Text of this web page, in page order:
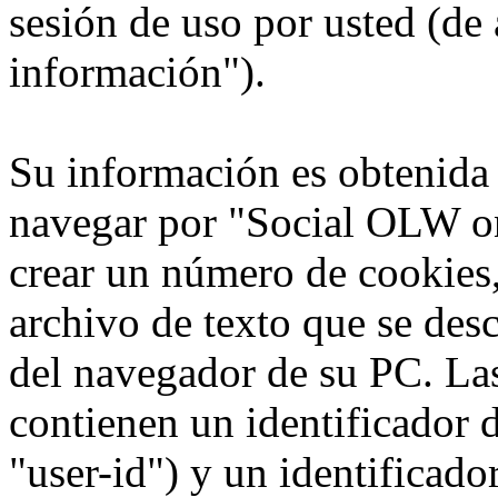
sesión de uso por usted
información").
Su información es
navegar por "Social OLW
crear un número de
archivo de texto que se
del navegador de su PC.
contienen un identificador
"user-id") y un